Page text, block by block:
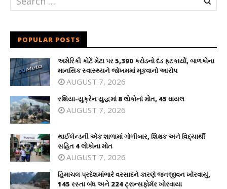
POPULAR POSTS
અમેરિકી કોર્ટે મેટા પર 5,390 કરોડનો દંડ ફટકાર્યો, બાળકોના
માનસિક સ્વાસ્થ્યને જોખમમાં મૂકવાનો આરોપ
AUGUST 7, 2026
રશિયા-યુક્રેન યુદ્ધમાં 8 લોકોનાં મોત, 45 ઘાયલ
AUGUST 7, 2026
થાઈલેન્ડની એક શાળામાં ગોળીબાર, શિક્ષક અને વિદ્યાર્થી
સહિત 4 લોકોના મોત
AUGUST 7, 2026
હિમાચલ પ્રદેશમાંભારે વરસાદને કારણે જનજીવન ખોરવાયું,
145 રસ્તા બંધ અને 224 ટ્રાન્સફોર્મર ખોરવાયા